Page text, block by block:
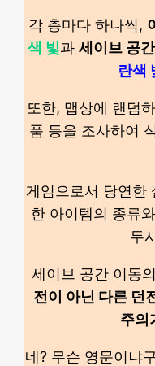
각 층마다 하나씩,
색 빛과 세이브 공
란색
또한, 맵상에 랜덤
품 등을 조사하여
게임으로서 당연한
한 아이템의 종류
두
세이브 공간 이동
전이 아닌 다른 던
주의
네? 무슨 영문이냐